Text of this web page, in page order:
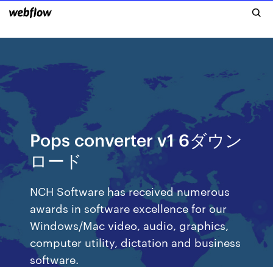
Pops converter v1 6ダウン
ロード
NCH Software has received numerous
awards in software excellence for our
Windows/Mac video, audio, graphics,
computer utility, dictation and business
software.